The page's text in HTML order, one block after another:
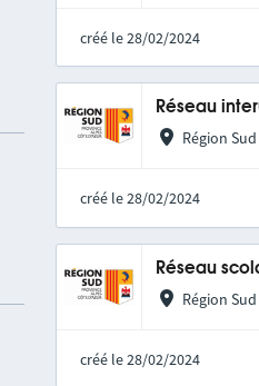
créé le 28/02/2024
Réseau
Région
créé le 28/02/2024
Réseau
Région
créé le 28/02/2024